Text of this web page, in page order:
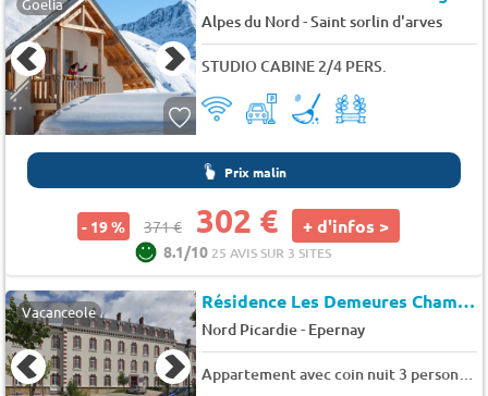
Goelia
Alpes du Nord-Saint sorlin d'arves
STUDIO CABINE 2/4 PERS.
Prix malin
- 19 % 371 € 302 € + d'infos >
8.1/10 25 AVIS SUR 3 SITES
Vacanceole Résidence Les Demeures Champenoises
Nord Picardie- Epernay